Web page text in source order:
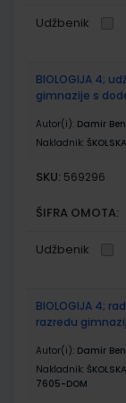
Udžbenik
BIOLOGIJA 4;
gimnazije s
Autor(i): Damir
Nakladnik:
SKU: 569296
ŠIFRA OMOTA:
Udžbenik
BIOLOGIJA 4;
razredu
Autor(i): Damir
Nakladnik:
7605-DOM